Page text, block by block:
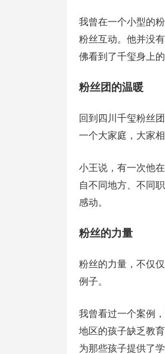
我曾在一个小型的
粉丝互动。他并没
佛看到了千玺身上
粉丝团的温暖
回到四川千玺粉丝
一个大家庭，大家
小王说，有一次他
自不同地方、不同
感动。
粉丝的力量
粉丝的力量，不仅
例子。
我曾看过一个案例
地区的孩子缺乏教
为那些孩子提供了